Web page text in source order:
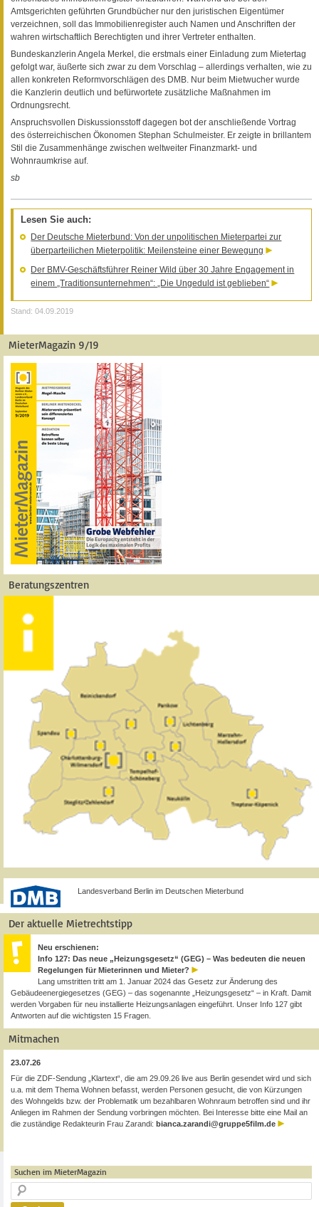
Amtsgerichten geführten Grundbücher nur den juristischen Eigentümer
verzeichnen, soll das Immobilienregister auch Namen und Anschriften der
wahren wirtschaftlich Berechtigten und ihrer Vertreter enthalten.
Bundeskanzlerin Angela Merkel, die erstmals einer Einladung zum Mietertag
gefolgt war, äußerte sich zwar zu dem Vorschlag – allerdings verhalten, wie zu
allen konkreten Reformvorschlägen des DMB. Nur beim Mietwucher wurde
die Kanzlerin deutlich und befürwortete zusätzliche Maßnahmen im
Ordnungsrecht.
Anspruchsvollen Diskussionsstoff dagegen bot der anschließende Vortrag
des österreichischen Ökonomen Stephan Schulmeister. Er zeigte in brillantem
Stil die Zusammenhänge zwischen weltweiter Finanzmarkt- und
Wohnraumkrise auf.
sb
Lesen Sie auch:
Der Deutsche Mieterbund: Von der unpolitischen Mieterpartei zur
überparteilichen Mieterpolitik: Meilensteine einer Bewegung
Der BMV-Geschäftsführer Reiner Wild über 30 Jahre Engagement in
einem „Traditionsunternehmen“: „Die Ungeduld ist geblieben“
Stand: 04.09.2019
MieterMagazin 9/19
Beratungszentren
Landesverband Berlin im Deutschen Mieterbund
Der aktuelle Mietrechtstipp
Neu erschienen:
Info 127: Das neue „Heizungsgesetz“ (GEG) – Was bedeuten die neuen
Regelungen für Mieterinnen und Mieter?
Lang umstritten tritt am 1. Januar 2024 das Gesetz zur Änderung des
Gebäudeenergiegesetzes (GEG) – das sogenannte „Heizungsgesetz“ – in Kraft. Damit
werden Vorgaben für neu installierte Heizungsanlagen eingeführt. Unser Info 127 gibt
Antworten auf die wichtigsten 15 Fragen.
Mitmachen
23.07.26
Für die ZDF-Sendung „Klartext“, die am 29.09.26 live aus Berlin gesendet wird und sich
u.a. mit dem Thema Wohnen befasst, werden Personen gesucht, die von Kürzungen
des Wohngelds bzw. der Problematik um bezahlbaren Wohnraum betroffen sind und ihr
Anliegen im Rahmen der Sendung vorbringen möchten. Bei Interesse bitte eine Mail an
die zuständige Redakteurin Frau Zarandi: bianca.zarandi@gruppe5film.de
Suchen im MieterMagazin